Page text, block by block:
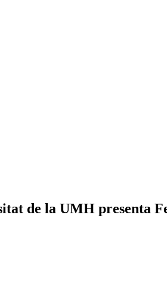
de la UMH presenta